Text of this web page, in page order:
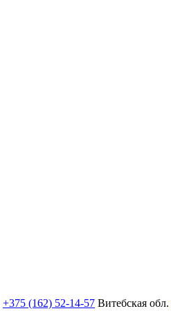
+375 (162) 52-14-57 Витебская обл.